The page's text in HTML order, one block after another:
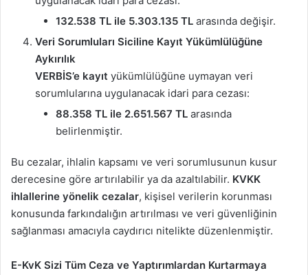
132.538 TL ile 5.303.135 TL arasında değişir.
Veri Sorumluları Siciline Kayıt Yükümlülüğüne
Aykırılık
VERBİS’e kayıt yükümlülüğüne uymayan veri
sorumlularına uygulanacak idari para cezası:
88.358 TL ile 2.651.567 TL arasında
belirlenmiştir.
Bu cezalar, ihlalin kapsamı ve veri sorumlusunun kusur
derecesine göre artırılabilir ya da azaltılabilir. KVKK
ihlallerine yönelik cezalar, kişisel verilerin korunması
konusunda farkındalığın artırılması ve veri güvenliğinin
sağlanması amacıyla caydırıcı nitelikte düzenlenmiştir.
E-KvK Sizi Tüm Ceza ve Yaptırımlardan Kurtarmaya